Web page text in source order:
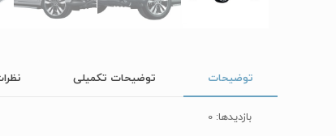
توضیحات توضیحات تکمیلی
بازدیدها: 0